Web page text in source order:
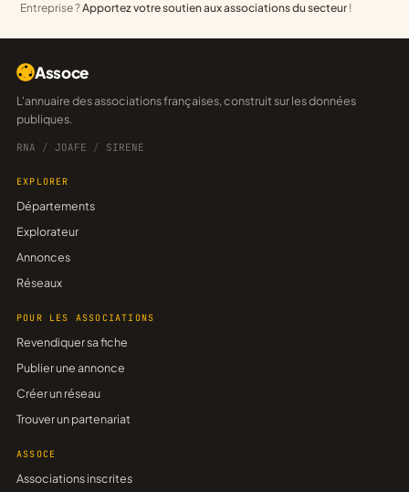
Entreprise ?Apportez votre soutien aux associations du secteur !
Assoce
L'annuaire des associations françaises, construit sur les données
publiques.
RNA / JOAFE / SIRENE
EXPLORER
Départements
Explorateur
Annonces
Réseaux
POUR LES ASSOCIATIONS
Revendiquer sa fiche
Publier une annonce
Créer un réseau
Trouver un partenariat
ASSOCE
Associations inscrites